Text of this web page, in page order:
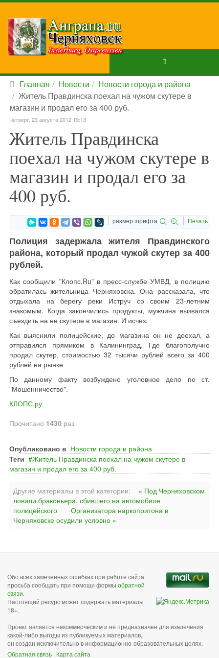
Главная Новости
Новости города и района
Житель Правдинска поехал на чужом скутере в
магазин и продал его за 400 руб.
Четверг, 23 августа 2012 19:13
Житель Правдинска
поехал на чужом скутере в
магазин и продал его за
400 руб.
размер шрифта Печать
Полиция задержала жителя Правдинского
района, который продал чужой скутер за 400
рублей.
Как сообщили "Клопс.Ru" в пресс-службе УМВД, в полицию
обратилась жительница Черняховска. Она рассказала, что
отдыхала на берегу реки Иструч со своим 23-летним
знакомым. Когда закончились продукты, мужчина вызвался
съездить на ее скутере в магазин. И исчез.
Как выяснили полицейские, до магазина он не доехал, а
отправился прямиком в Калининград. Где благополучно
продал скутер, стоимостью 32 тысячи рублей всего за 400
рублей на рынке
По данному факту возбуждено уголовное дело по ст.
"Мошенничество".
КЛОПС.ру
Прочитано 1430 раз
Опубликовано в Новости города и района
Теги
Житель Правдинска поехал на чужом скутере в
магазин и продал его за 400 руб.
Другие материалы в этой категории:
« Под Черняховском
ловили браконьера, сбившего на автомобиле
полицейского
Организатора наркопритона в
Черняховске осудили условно »
Обо всех замеченных ошибках при работе сайта
просьба сообщать при помощи формы обратной
связи.
Настоящий ресурс может содержать материалы
18+.
Проект является некоммерческим и не предназначен для извлечения
какой-либо выгоды из публикуемых материалов,
он создан исключительно в информационно-образовательных целях.
Обратная связь | Карта сайта